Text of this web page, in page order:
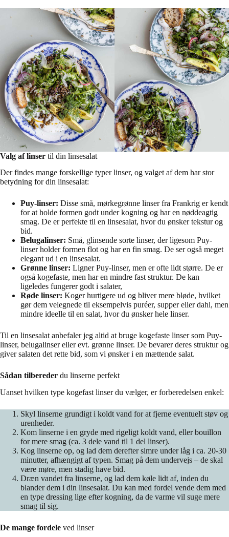
Valg af linser til din linsesalat
Der findes mange forskellige typer linser, og valget af dem har stor
betydning for din linsesalat:
Puy-linser: Disse små, mørkegrønne linser fra Frankrig er kendt
for at holde formen godt under kogning og har en nøddeagtig
smag. De er perfekte til en linsesalat, hvor du ønsker tekstur og
bid.
Belugalinser: Små, glinsende sorte linser, der ligesom Puy-
linser holder formen flot og har en fin smag. De ser også meget
elegant ud i en linsesalat.
Grønne linser: Ligner Puy-linser, men er ofte lidt større. De er
også kogefaste, men har en mindre fast struktur. De kan
ligeledes fungerer godt i salater,
Røde linser: Koger hurtigere ud og bliver mere bløde, hvilket
gør dem velegnede til eksempelvis puréer, supper eller dahl, men
mindre ideelle til en salat, hvor du ønsker hele linser.
Til en linsesalat anbefaler jeg altid at bruge kogefaste linser som Puy-
linser, belugalinser eller evt. grønne linser. De bevarer deres struktur og
giver salaten det rette bid, som vi ønsker i en mættende salat.
Sådan tilbereder du linserne perfekt
Uanset hvilken type kogefast linser du vælger, er forberedelsen enkel:
Skyl linserne grundigt i koldt vand for at fjerne eventuelt støv og
urenheder.
Kom linserne i en gryde med rigeligt koldt vand, eller bouillon
for mere smag (ca. 3 dele vand til 1 del linser).
Kog linserne op, og lad dem derefter simre under låg i ca. 20-30
minutter, afhængigt af typen. Smag på dem undervejs – de skal
være møre, men stadig have bid.
Dræn vandet fra linserne, og lad dem køle lidt af, inden du
blander dem i din linsesalat. Du kan med fordel vende dem med
en type dressing lige efter kogning, da de varme vil suge mere
smag til sig.
De mange fordele ved linser